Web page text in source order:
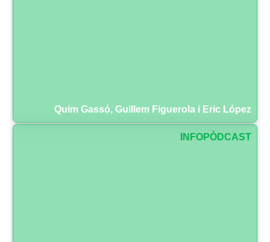
Quim Gassó, Guillem Figuerola i Eric López
INFOPÒDCAST